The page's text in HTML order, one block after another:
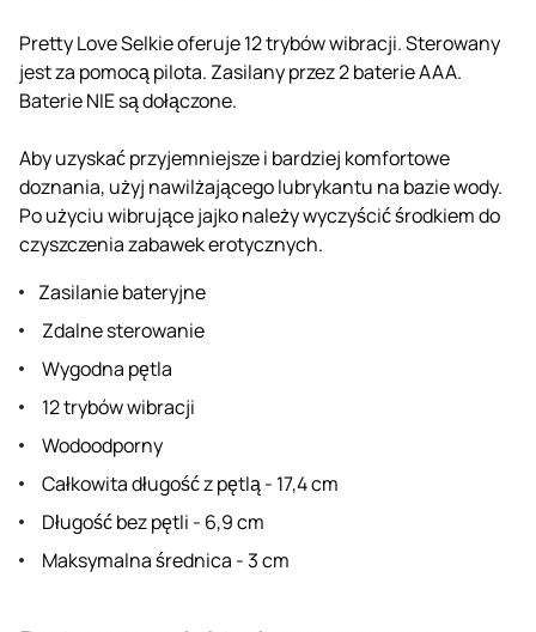
Pretty Love Selkie oferuje 12 trybów wibracji. Sterowany
jest za pomocą pilota. Zasilany przez 2 baterie AAA.
Baterie NIE są dołączone.
Aby uzyskać przyjemniejsze i bardziej komfortowe
doznania, użyj nawilżającego lubrykantu na bazie wody.
Po użyciu wibrujące jajko należy wyczyścić środkiem do
czyszczenia zabawek erotycznych.
Zasilanie bateryjne
Zdalne sterowanie
Wygodna pętla
12 trybów wibracji
Wodoodporny
Całkowita długość z pętlą - 17,4 cm
Długość bez pętli - 6,9 cm
Maksymalna średnica - 3 cm